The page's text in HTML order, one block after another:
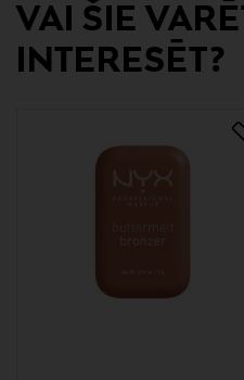
VAI ŠIE
INTERESĒT?